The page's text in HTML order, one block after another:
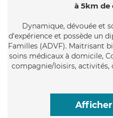
à 5km de
Dynamique, dévouée et
d'expérience et possède un
Familles (ADVF). Maitrisant
soins médicaux à domicile,
compagnie/loisirs,